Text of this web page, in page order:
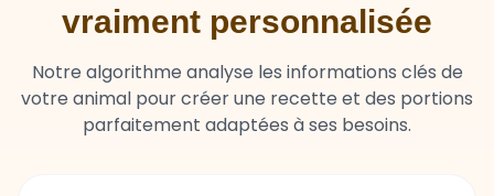
vraiment personnalisée
Notre algorithme analyse les informations clés de
votre animal pour créer une recette et des portions
parfaitement adaptées à ses besoins.